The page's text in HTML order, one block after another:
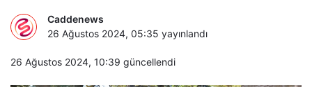
Caddenews
26 Ağustos 2024, 05:35 yayınlandı
26 Ağustos 2024, 10:39 güncellendi